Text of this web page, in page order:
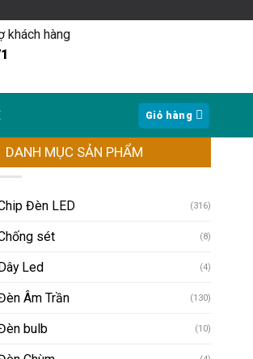
khách hàng
Giỏ hàng
DANH MỤC SẢN PHẨM
Đèn LED (316)
sét (8)
Dây Led (4)
Âm Trần (130)
bulb (10)